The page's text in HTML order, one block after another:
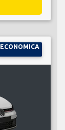
ECONOMICA